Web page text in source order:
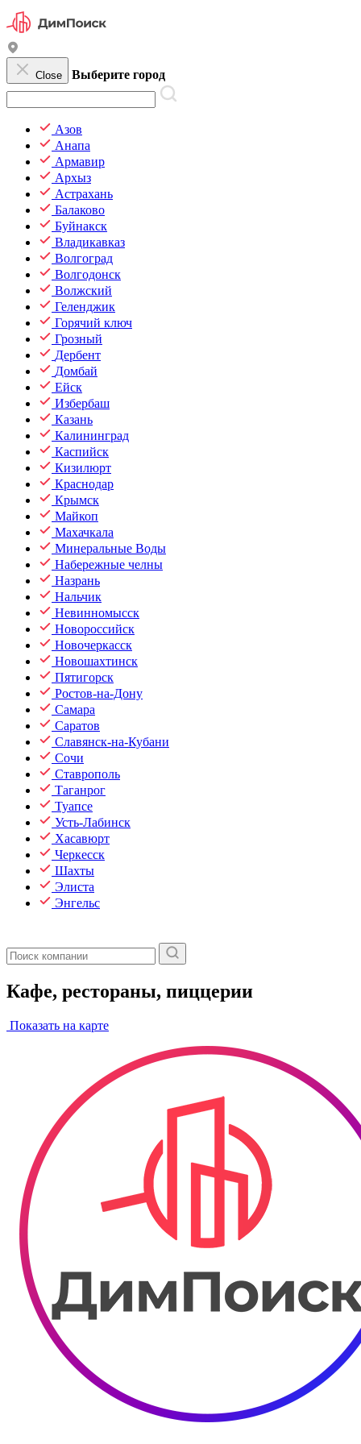
Close Выберите город
Азов
Анапа
Армавир
Архыз
Астрахань
Балаково
Буйнакск
Владикавказ
Волгоград
Волгодонск
Волжский
Геленджик
Горячий ключ
Грозный
Дербент
Домбай
Ейск
Избербаш
Казань
Калининград
Каспийск
Кизилюрт
Краснодар
Крымск
Майкоп
Махачкала
Минеральные Воды
Набережные челны
Назрань
Нальчик
Невинномысск
Новороссийск
Новочеркасск
Новошахтинск
Пятигорск
Ростов-на-Дону
Самара
Саратов
Славянск-на-Кубани
Сочи
Ставрополь
Таганрог
Туапсе
Усть-Лабинск
Хасавюрт
Черкесск
Шахты
Элиста
Энгельс
Кафе, рестораны, пиццерии
Показать на карте